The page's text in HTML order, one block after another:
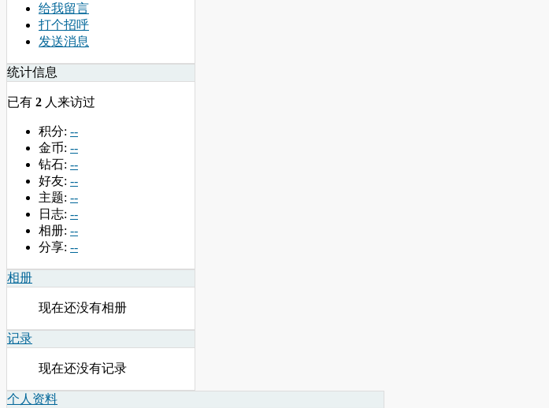
给我留言
打个招呼
发送消息
统计信息
已有 2 人来访过
积分: --
金币: --
钻石: --
好友: --
主题: --
日志: --
相册: --
分享: --
相册
现在还没有相册
记录
现在还没有记录
个人资料